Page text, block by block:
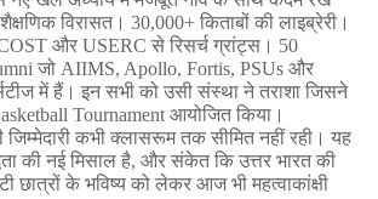
शैक्षणिक विरासत। 30,000+ किताबों की लाइब्रेरी।
और USERC से रिसर्च ग्रांट्स।
जो AIIMS, Apollo, Fortis, PSUs और
में हैं। इन सभी को उसी संस्था ने तराशा जिसने
Tournament आयोजित किया।
जिम्मेदारी कभी क्लासरूम तक सीमित नहीं रही। यह
की नई मिसाल है, और संकेत कि उत्तर भारत की
छात्रों के भविष्य को लेकर आज भी महत्वाकांक्षी